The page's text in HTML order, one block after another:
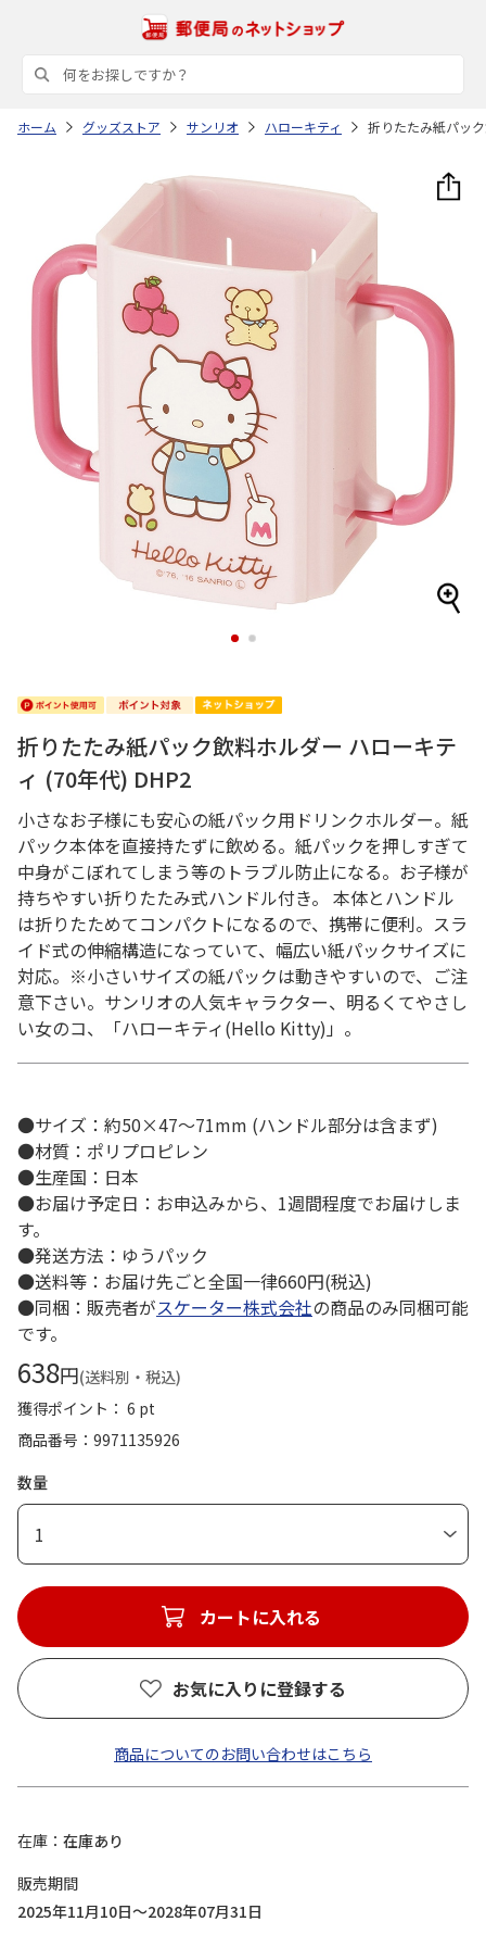
ホーム グッズストア サンリオ ハローキティ 折りたたみ紙パッ
1 2
折りたたみ紙パック飲料ホルダー ハローキテ
ィ (70年代) DHP2
小さなお子様にも安心の紙パック用ドリンクホルダー。紙
パック本体を直接持たずに飲める。紙パックを押しすぎて
中身がこぼれてしまう等のトラブル防止になる。お子様が
持ちやすい折りたたみ式ハンドル付き。 本体とハンドル
は折りたためてコンパクトになるので、携帯に便利。スラ
イド式の伸縮構造になっていて、幅広い紙パックサイズに
対応。※小さいサイズの紙パックは動きやすいので、ご注
意下さい。サンリオの人気キャラクター、明るくてやさし
い女のコ、「ハローキティ(Hello Kitty)」。
●サイズ：約50×47～71mm (ハンドル部分は含まず)
●材質：ポリプロピレン
●生産国：日本
●お届け予定日：お申込みから、1週間程度でお届けしま
す。
●発送方法：ゆうパック
●送料等：お届け先ごと全国一律660円(税込)
●同梱：販売者がスケーター株式会社の商品のみ同梱可能
です。
638円(送料別・税込)
獲得ポイント： 6 pt
商品番号
9971135926
数量
1
カートに入れる
お気に入りに登録する
商品についてのお問い合わせはこちら
在庫
在庫あり
販売期間
2025年11月10日～2028年07月31日